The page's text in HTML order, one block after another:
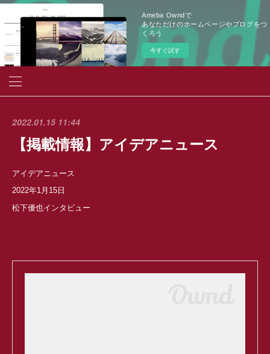
Ameba Owndで
あなただけのホームページやブログをつ
くろう
今すぐ試す
2022.01.15 11:44
【掲載情報】アイデアニュース
アイデアニュース
2022年1月15日
松下優也インタビュー